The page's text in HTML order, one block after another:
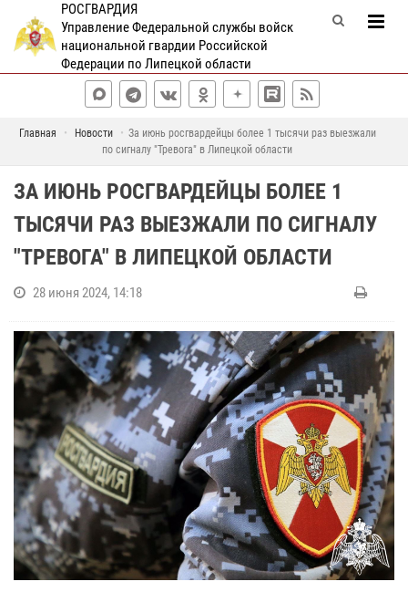
РОСГВАРДИЯ
Управление Федеральной службы войск
национальной гвардии Российской
Федерации по Липецкой области
Главная Новости
За июнь росгвардейцы более 1 тысячи раз выезжали
по сигналу "Тревога" в Липецкой области
ЗА ИЮНЬ РОСГВАРДЕЙЦЫ БОЛЕЕ 1
ТЫСЯЧИ РАЗ ВЫЕЗЖАЛИ ПО СИГНАЛУ
"ТРЕВОГА" В ЛИПЕЦКОЙ ОБЛАСТИ
28 июня 2024, 14:18